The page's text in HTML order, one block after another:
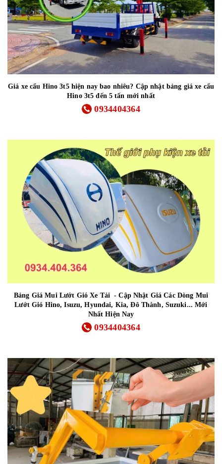
Giá xe cẩu Hino 3t5 hiện nay bao nhiêu? Cập nhật bảng giá xe cẩu
Hino 3t5 đến 5 tấn mới nhất
0934404364
Bảng Giá Mui Lướt Gió Xe Tải - Cập Nhật Giá Các Dòng Mui
Lướt Gió Hino, Isuzu, Hyundai, Kia, Đô Thành, Suzuki... Mới
Nhất Hiện Nay
0934404364